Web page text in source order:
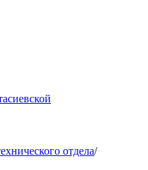
отдела/